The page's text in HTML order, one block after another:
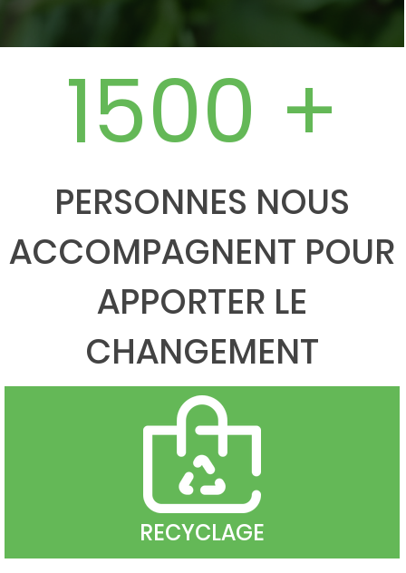
1500 +
PERSONNES NOUS
ACCOMPAGNENT POUR
APPORTER LE
CHANGEMENT
RECYCLAGE